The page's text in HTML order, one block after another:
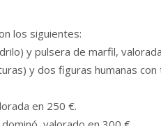
los siguientes:
y pulsera de marfil,
y dos figuras humanas
en 250 €.